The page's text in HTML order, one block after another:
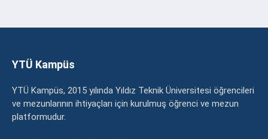
YTÜ Kampüs
YTÜ Kampüs, 2015 yılında Yıldız Teknik Üniversitesi öğrencileri
ve mezunlarının ihtiyaçları için kurulmuş öğrenci ve mezun
platformudur.